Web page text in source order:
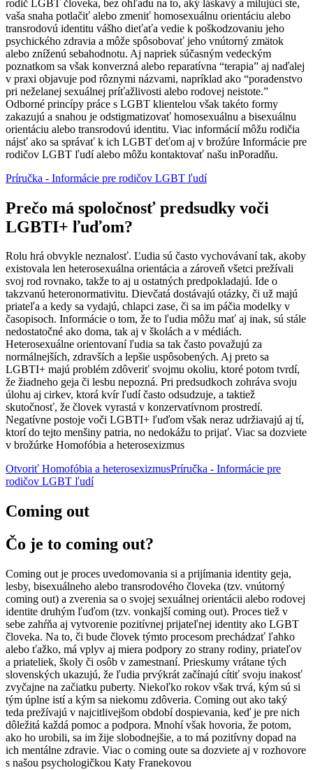
rodič LGBT človeka, bez ohľadu na to, aký láskavý a milujúci ste,
vaša snaha potlačiť alebo zmeniť homosexuálnu orientáciu alebo
transrodovú identitu vášho dieťaťa vedie k poškodzovaniu jeho
psychického zdravia a môže spôsobovať jeho vnútorný zmätok
alebo zníženú sebahodnotu. Aj napriek súčasným vedeckým
poznatkom sa však konverzná alebo reparatívna “terapia” aj naďalej
v praxi objavuje pod rôznymi názvami, napríklad ako “poradenstvo
pri neželanej sexuálnej príťažlivosti alebo rodovej neistote.”
Odborné princípy práce s LGBT klientelou však takéto formy
zakazujú a snahou je odstigmatizovať homosexuálnu a bisexuálnu
orientáciu alebo transrodovú identitu. Viac informácií môžu rodičia
nájsť ako sa správať k ich LGBT deťom aj v brožúre Informácie pre
rodičov LGBT ľudí alebo môžu kontaktovať našu inPoradňu.
Príručka - Informácie pre rodičov LGBT ľudí
Prečo má spoločnosť predsudky voči
LGBTI+ ľuďom?
Rolu hrá obvykle neznalosť. Ľudia sú často vychovávaní tak, akoby
existovala len heterosexuálna orientácia a zároveň všetci prežívali
svoj rod rovnako, takže to aj u ostatných predpokladajú. Ide o
takzvanú heteronormativitu. Dievčatá dostávajú otázky, či už majú
priateľa a kedy sa vydajú, chlapci zase, či sa im páčia modelky v
časopisoch. Informácie o tom, že to ľudia môžu mať aj inak, sú stále
nedostatočné ako doma, tak aj v školách a v médiách.
Heterosexuálne orientovaní ľudia sa tak často považujú za
normálnejších, zdravších a lepšie uspôsobených. Aj preto sa
LGBTI+ majú problém zdôveriť svojmu okoliu, ktoré potom tvrdí,
že žiadneho geja či lesbu nepozná. Pri predsudkoch zohráva svoju
úlohu aj cirkev, ktorá kvír ľudí často odsudzuje, a taktiež
skutočnosť, že človek vyrastá v konzervatívnom prostredí.
Negatívne postoje voči LGBTI+ ľuďom však neraz udržiavajú aj tí,
ktorí do tejto menšiny patria, no nedokážu to prijať. Viac sa dozviete
v brožúrke Homofóbia a heterosexizmus
Otvoriť Homofóbia a heterosexizmusPríručka - Informácie pre
rodičov LGBT ľudí
Coming out
Čo je to coming out?
Coming out je proces uvedomovania si a prijímania identity geja,
lesby, bisexuálneho alebo transrodového človeka (tzv. vnútorný
coming out) a zverenia sa o svojej sexuálnej orientácii alebo rodovej
identite druhým ľuďom (tzv. vonkajší coming out). Proces tiež v
sebe zahŕňa aj vytvorenie pozitívnej prijateľnej identity ako LGBT
človeka. Na to, či bude človek týmto procesom prechádzať ľahko
alebo ťažko, má vplyv aj miera podpory zo strany rodiny, priateľov
a priateliek, školy či osôb v zamestnaní. Prieskumy vrátane tých
slovenských ukazujú, že ľudia prvýkrát začínajú cítiť svoju inakosť
zvyčajne na začiatku puberty. Niekoľko rokov však trvá, kým sú si
tým úplne istí a kým sa niekomu zdôveria. Coming out ako taký
teda prežívajú v najcitlivejšom období dospievania, keď je pre nich
dôležitá každá pomoc a podpora. Mnohí však hovoria, že potom,
ako ho urobili, sa im žije slobodnejšie, a to má pozitívny dopad na
ich mentálne zdravie. Viac o coming oute sa dozviete aj v rozhovore
s našou psychologičkou Katy Franekovou